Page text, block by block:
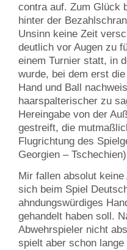
contra auf. Zum Glück
hinter der
Unsinn keine Zeit
deutlich vor Augen zu
einem Turnier statt, in
wurde, bei dem erst
Hand und Ball
haarspalterischer zu
Hereingabe von der
gestreift, die
Flugrichtung des
Georgien –
Mir fallen absolut
sich beim Spiel
ahndungswürdiges
gehandelt haben soll.
Abwehrspieler nicht
spielt aber schon